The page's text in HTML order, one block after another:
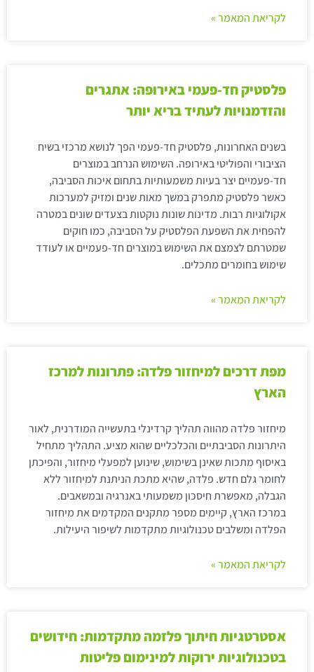
לקריאת המאמר »
פלסטיק חד-פעמי באירופה: אתגרים
והזדמנויות לעתיד בריא יותר
בשנים האחרונות, פלסטיק חד-פעמי הפך לנושא מרכזי בשיח
הציבורי והפוליטי באירופה. השימוש הנרחב במוצרים
חד-פעמיים יצר בעיות משמעותיות בתחום איכות הסביבה,
כאשר פלסטיק מתפרק במשך מאות שנים ומזיק למערכות
אקולוגיות רבות. מדינות שונות נוקטות בצעדים שונים במטרה
להפחית את השפעת הפלסטיק על הסביבה, כמו חוקים
שמטרתם לצמצם את השימוש במוצרים חד-פעמיים או לעודד
שימוש בחומרים מתכלים.
לקריאת המאמר »
מפת דרכים למיחזור פלדה: פתרונות למרכז
הארץ
מיחזור פלדה מהווה תהליך קרדינלי בתעשייה המודרנית, לאור
היתרונות הסביבתיים והכלכליים שהוא מציע. התהליך מתחיל
באיסוף מתכות שאינן בשימוש, שינוען למפעלי מיחזור, והפיכתן
לחומר גלם חדש. פלדה, שהיא מתכת הניתנת למיחזור ללא
הגבלה, מאפשרת חיסכון משמעותי באנרגיה ובמשאבים.
במרכז הארץ, קיימים מספר מתקנים המקדמים את מיחזור
הפלדה ומשלבים טכנולוגיות מתקדמות לשיפור היעילות.
לקריאת המאמר »
אסטרטגיות חיתוך פלזמה מתקדמות: חידושים
בטכנולוגיות ירוקות למינימום פליטות